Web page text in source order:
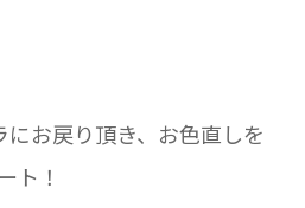
お戻り頂き、お色直しを
ト！